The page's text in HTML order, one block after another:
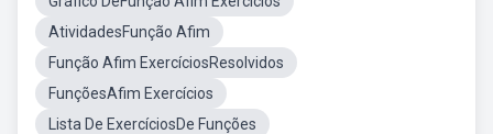
AtividadesFunção Afim
Função Afim ExercíciosResolvidos
FunçõesAfim Exercícios
Lista De ExercíciosDe Funções